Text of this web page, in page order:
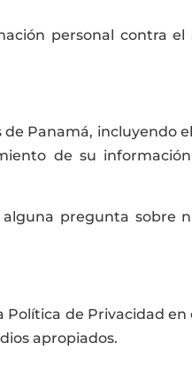
personal contra
Panamá,
de su
pregunta sobre
Política de Privacidad
apropiados.